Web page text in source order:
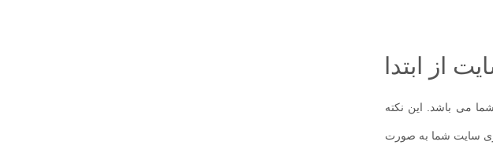
از ابتدا
می باشد. این نکته
سایت شما به صورت